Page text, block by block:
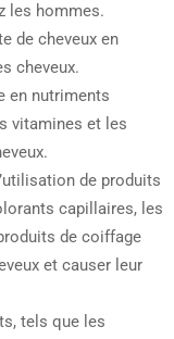
les hommes.
de cheveux en
cheveux.
en nutriments
vitamines et les
de produits
capillaires, les
de coiffage
et causer leur
tels que les